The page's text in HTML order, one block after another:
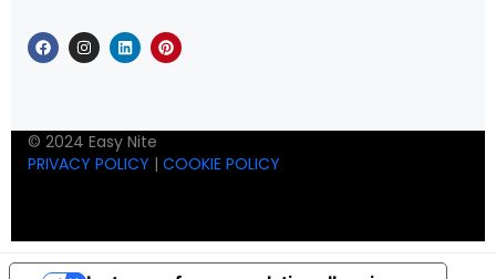
© 2024 Easy Nite
PRIVACY POLICY | COOKIE POLICY